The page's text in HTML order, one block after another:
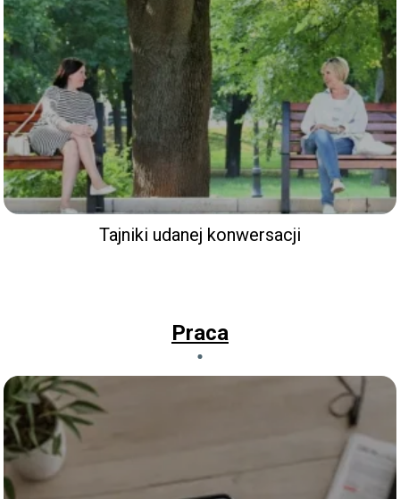
Tajniki udanej konwersacji
Praca